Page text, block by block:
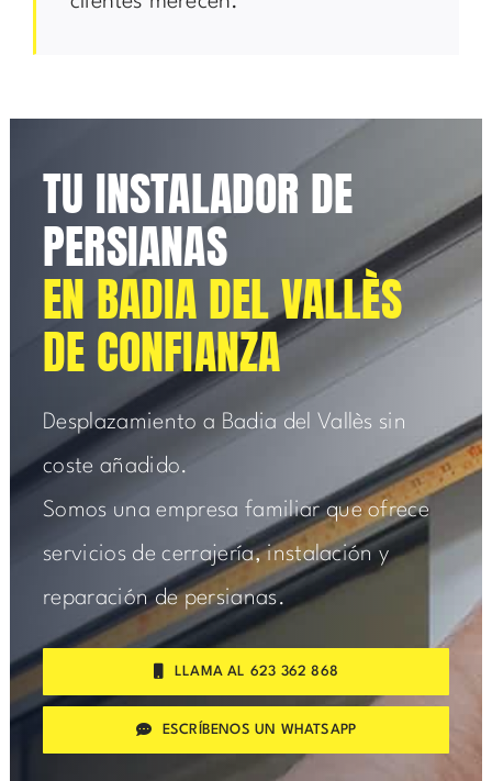
TU INSTALADOR DE
PERSIANAS
EN BADIA DEL VALLÈS
DE CONFIANZA
Desplazamiento a Badia del Vallès sin
coste añadido.
Somos una empresa familiar que ofrece
servicios de cerrajería, instalación y
reparación de persianas.
LLAMA AL 623 362 868
ESCRÍBENOS UN WHATSAPP